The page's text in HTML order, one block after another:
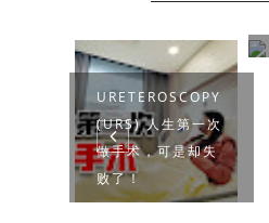
URETEROSCOPY
(URS) 人生第一次
做手术，可是却失
败了！